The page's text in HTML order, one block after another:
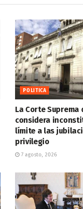
POLITICA
La Corte Suprema
considera
límite a las
privilegio
7 agosto, 2026